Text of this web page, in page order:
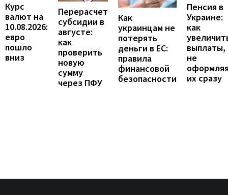
Курс
валют на
10.08.2026:
евро
пошло
вниз
Перерасчет
субсидии в
августе:
как
проверить
новую
сумму
через ПФУ
Как
украинцам не
потерять
деньги в ЕС:
правила
финансовой
безопасности
Пенсия в
Украине:
как
выплаты,
не
их сразу